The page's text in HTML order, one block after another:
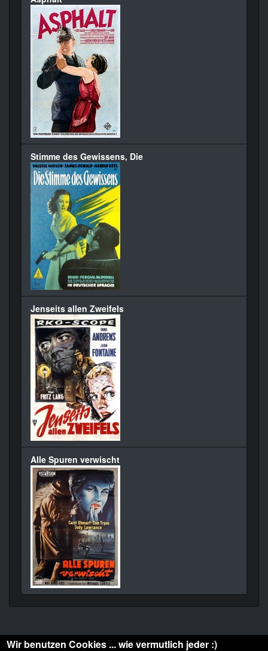
Stimme des Gewissens, Die
Jenseits allen Zweifels
Alle Spuren verwischt
Wir benutzen Cookies ... wie vermutlich jeder :)